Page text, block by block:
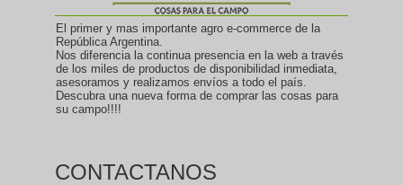
El primer y mas importante agro e-commerce de la
República Argentina.
Nos diferencia la continua presencia en la web a través
de los miles de productos de disponibilidad inmediata,
asesoramos y realizamos envíos a todo el país.
Descubra una nueva forma de comprar las cosas para
su campo!!!!
CONTACTANOS